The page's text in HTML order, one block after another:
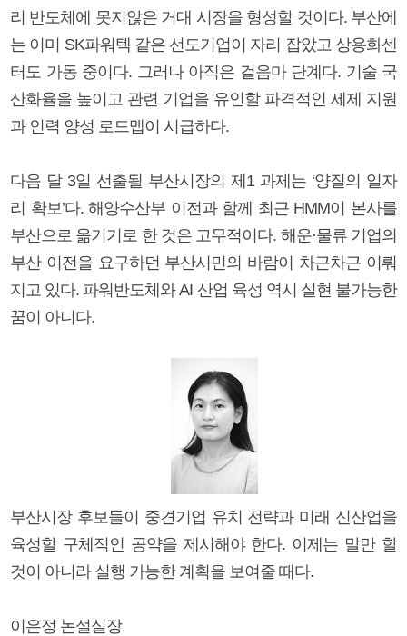
리 반도체에 못지않은 거대 시장을 형성할 것이다. 부산에
는 이미 SK파워텍 같은 선도기업이 자리 잡았고 상용화센
터도 가동 중이다. 그러나 아직은 걸음마 단계다. 기술 국
산화율을 높이고 관련 기업을 유인할 파격적인 세제 지원
과 인력 양성 로드맵이 시급하다.
다음 달 3일 선출될 부산시장의 제1 과제는 ‘양질의 일자
리 확보’다. 해양수산부 이전과 함께 최근 HMM이 본사를
부산으로 옮기기로 한 것은 고무적이다. 해운·물류 기업의
부산 이전을 요구하던 부산시민의 바람이 차근차근 이뤄
지고 있다. 파워반도체와 AI 산업 육성 역시 실현 불가능한
꿈이 아니다.
부산시장 후보들이 중견기업 유치 전략과 미래 신산업을
육성할 구체적인 공약을 제시해야 한다. 이제는 말만 할
것이 아니라 실행 가능한 계획을 보여줄 때다.
이은정 논설실장